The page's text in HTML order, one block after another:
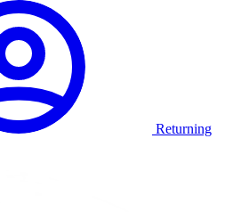
Returning